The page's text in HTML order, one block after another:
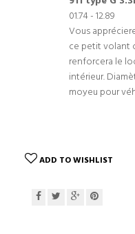
01.74 - 12.89
Vous
ce petit volant
renforcera le
intérieur.
moyeu pour
ADD TO WISHLIST